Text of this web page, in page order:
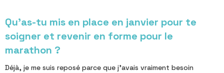
Qu'as-tu mis en place en janvier pour te
soigner et revenir en forme pour le
marathon ?
Déjà, je me suis reposé parce que j'avais vraiment besoin